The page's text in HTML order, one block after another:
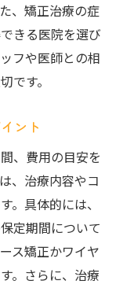
、矯正治療の症
きる医院を選び
フや医師との相
です。
ント
、費用の目安を
、治療内容やコ
。具体的には、
定期間について
ス矯正かワイヤ
。さらに、治療